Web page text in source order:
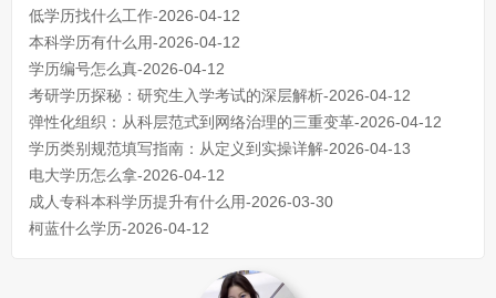
低学历找什么工作-2026-04-12
本科学历有什么用-2026-04-12
学历编号怎么真-2026-04-12
考研学历探秘：研究生入学考试的深层解析-2026-04-12
弹性化组织：从科层范式到网络治理的三重变革-2026-04-12
学历类别规范填写指南：从定义到实操详解-2026-04-13
电大学历怎么拿-2026-04-12
成人专科本科学历提升有什么用-2026-03-30
柯蓝什么学历-2026-04-12